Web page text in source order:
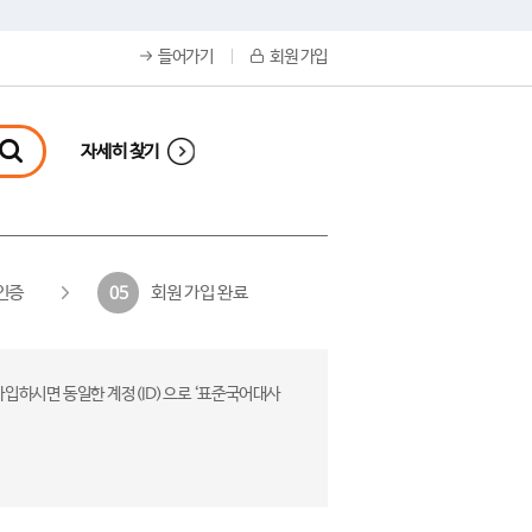
들어가기 회원 가입
자세히 찾기
증 05 회원 가입 완료
하시면 동일한 계정(ID)으로 ‘표준국어대사